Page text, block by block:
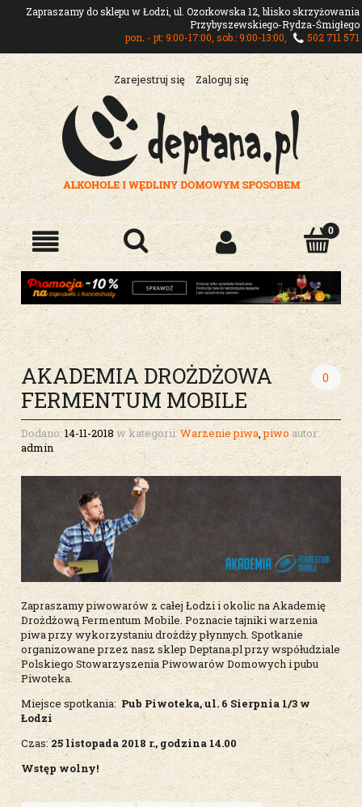
Zapraszamy do sklepu w Łodzi, ul. Ozorkowska 12, blisko skrzyżowania
Przybyszewskiego-Rydza-Śmigłego
pon. - pt: 9:00-17:00, sob.: 9:00-13:00,
502 711 571
Zarejestruj się Zaloguj się
AKADEMIA DROŻDŻOWA
FERMENTUM MOBILE
0
Dodano: 14-11-2018 w kategorii:Warzenie piwa ,piwo autor:
admin
Zapraszamy piwowarów z całej Łodzi i okolic na Akademię
Drożdżową Fermentum Mobile. Poznacie tajniki warzenia
piwa przy wykorzystaniu drożdży płynnych. Spotkanie
organizowane przez nasz sklep Deptana.pl przy współudziale
Polskiego Stowarzyszenia Piwowarów Domowych i pubu
Piwoteka.
Miejsce spotkania: Pub Piwoteka, ul. 6 Sierpnia 1/3 w
Łodzi
Czas:25 listopada 2018 r., godzina 14.00
Wstęp wolny!